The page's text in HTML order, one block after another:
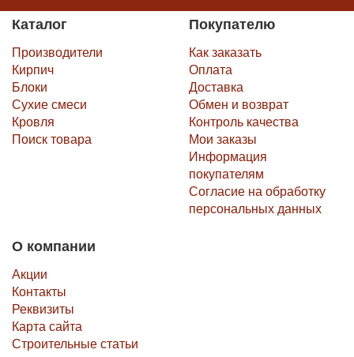
Каталог
Производители
Кирпич
Блоки
Сухие смеси
Кровля
Поиск товара
Покупателю
Как заказать
Оплата
Доставка
Обмен и возврат
Контроль качества
Мои заказы
Информация
покупателям
Согласие на обработку
персональных данных
О компании
Акции
Контакты
Реквизиты
Карта сайта
Строительные статьи